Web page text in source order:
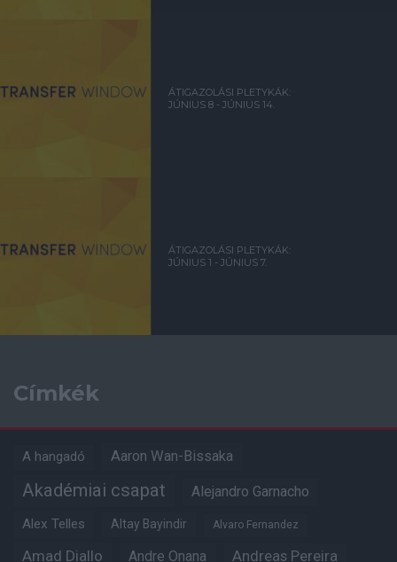
ÁTIGAZOLÁSI PLETYKÁK:
JÚNIUS 8 - JÚNIUS 14.
ÁTIGAZOLÁSI PLETYKÁK:
JÚNIUS 1 - JÚNIUS 7.
Címkék
A hangadó Aaron Wan-Bissaka
Akadémiai csapat Alejandro Garnacho
Alex Telles Altay Bayindir Alvaro Fernandez
Amad Diallo Andre Onana Andreas Pereira